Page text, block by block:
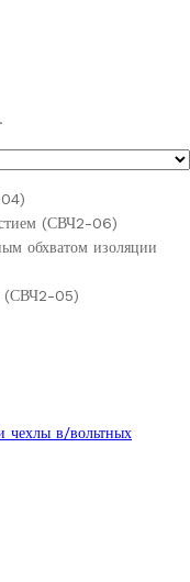
(СВЧ2-06)
обхватом изоляции
(СВЧ2-05)
чехлы в/вольтных